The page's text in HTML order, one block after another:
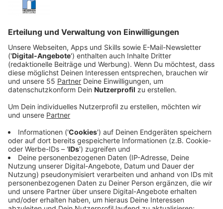
Am Niederrhein ist die Zahl der Arbeitslosen im
vergangenen Jahr zwar gestiegen, allerdings weniger
stark als im Landesdurchschnitt von NRW. Das geht
aus der aktuellen Jahresbilanz der Agentur für Arbeit
Krefeld hervor.
Menschen arbeitslos gemeldet. Im Jahr zuvor lag die
Anstieg fort, fällt in der Region aber moderater aus als
in vielen anderen Teilen Nordrhein-Westfalens.
Anzeige
Globale Unsicherheiten bremsen den